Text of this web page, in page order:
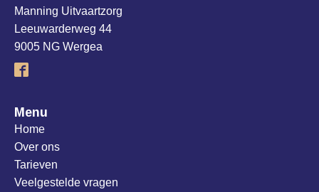
Manning Uitvaartzorg
Leeuwarderweg 44
9005 NG Wergea
Menu
Home
Over ons
Tarieven
Veelgestelde vragen